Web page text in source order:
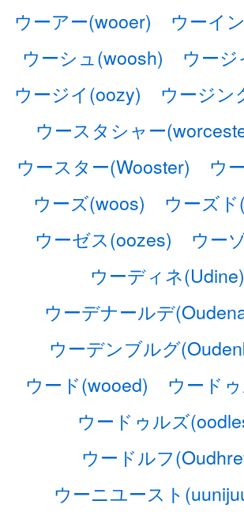
ウーアー(wooer)
ウーイ
ウーシュ(woosh)
ウー
ウージイ(oozy)
ウージン
ウースタシャー
ウースター(Wooster)
ウ
ウーズ(woos)
ウーズ
ウーゼス(oozes)
ウー
ウーディネ(Udine)
ウーデナールデ
ウーデンブルグ
ウード(wooed)
ウード
ウードゥルズ
ウードルフ
ウーニユースト